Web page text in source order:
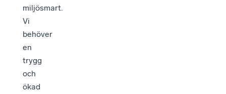
miljösmart.
Vi
behöver
en
trygg
och
ökad